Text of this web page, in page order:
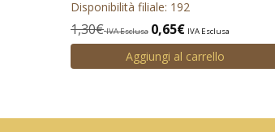
Disponibilità filiale: 192
1,30€ IVA Esclusa 0,65€ IVA Esclusa
Aggiungi al carrello